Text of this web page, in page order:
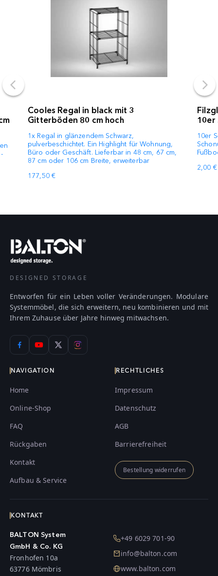
Cooles Regal in black mit 3
Gitterböden 80 cm hoch
1x Regal in glänzendem Schwarz,
pulverbeschichtet. Ein Highlight für Wohnung,
Büro oder Geschäft. Lieferbar in 48 cm, 67 cm,
87 cm oder 106 cm Breite, erweiterbar
177,50 €
10er
10er
2,00 €
DESIGNED STORAGE
Entworfen für ein Leben voller Veränderungen. Modulare
Systemmöbel, die sich erweitern, neu kombinieren und mit
Ihrem Zuhause über Jahre hinweg mitwachsen.
NAVIGATION
Home
Online-Shop
FAQ
Rückgaben
Kontakt
Aufbau & Service
RECHTLICHES
Impressum
Datenschutz
AGB
Barrierefreiheit
Bestellung widerrufen
KONTAKT
BALTON System
GmbH & Co. KG
Fronhofen 10a
63776 Mömbris
+49 6029 701-90
info@balton.com
www.balton.com